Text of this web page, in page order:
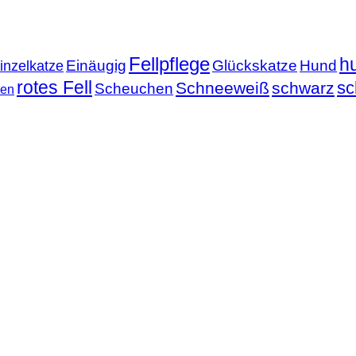
Einäugig FellpflegeGlückskatze Hund
rotes Fell Scheuchen Schneeweißschwarz